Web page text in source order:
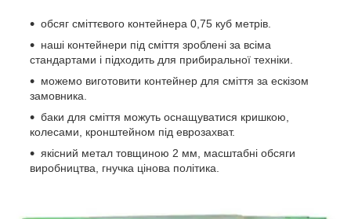
обсяг сміттєвого контейнера 0,75 куб метрів.
наші контейнери під сміття зроблені за всіма
стандартами і підходить для прибиральної техніки.
можемо виготовити контейнер для сміття за ескізом
замовника.
баки для сміття можуть оснащуватися кришкою,
колесами, кронштейном під еврозахват.
якісний метал товщиною 2 мм, масштабні обсяги
виробництва, гнучка цінова політика.